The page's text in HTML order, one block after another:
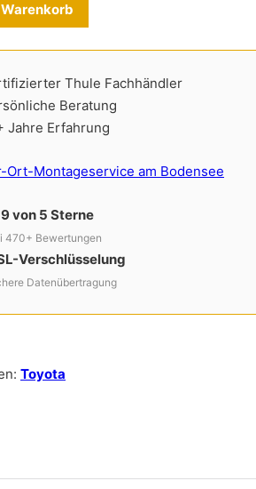
Thule Fachhändler
Beratung
Jahre Erfahrung
Ort-Montageservice am Bodensee
von 5 Sterne
470+ Bewertungen
Verschlüsselung
Datenübertragung
Toyota